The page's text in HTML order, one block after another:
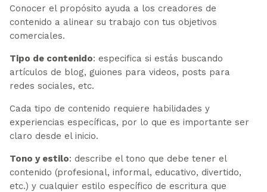
Conocer el propósito ayuda a los creadores de
contenido a alinear su trabajo con tus objetivos
comerciales.
Tipo de contenido: especifica si estás buscando
artículos de blog, guiones para videos, posts para
redes sociales, etc.
Cada tipo de contenido requiere habilidades y
experiencias específicas, por lo que es importante ser
claro desde el inicio.
Tono y estilo: describe el tono que debe tener el
contenido (profesional, informal, educativo, divertido,
etc.) y cualquier estilo específico de escritura que